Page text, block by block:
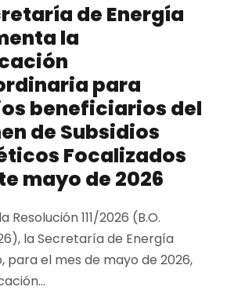
de Energía
la
para
beneficiarios del
de Subsidios
Focalizados
mayo de 2026
Resolución 111/2026 (B.O.
la Secretaría de Energía
para el mes de mayo de 2026,